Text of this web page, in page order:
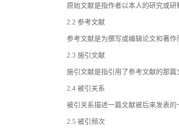
原始文献是指作者以本人的研究或
2.2 参考文献
参考文献是为撰写或编辑论文和著作
2.3 施引文献
施引文献是指引用了参考文献的那篇
2.4 被引关系
被引关系描述一篇文献被后来发表的
2.5 被引频次